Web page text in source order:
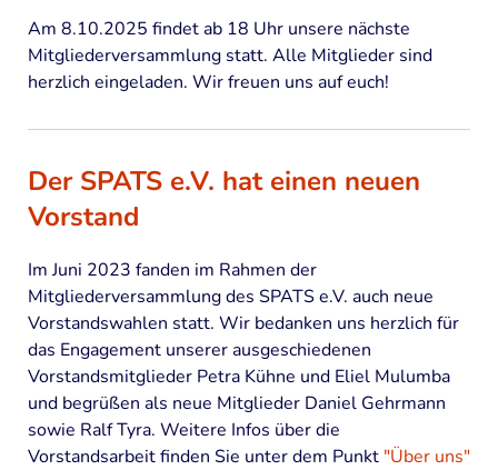
Am 8.10.2025 findet ab 18 Uhr unsere nächste
Mitgliederversammlung statt. Alle Mitglieder sind
herzlich eingeladen. Wir freuen uns auf euch!
Der SPATS e.V. hat einen neuen
Vorstand
Im Juni 2023 fanden im Rahmen der
Mitgliederversammlung des SPATS e.V. auch neue
Vorstandswahlen statt. Wir bedanken uns herzlich für
das Engagement unserer ausgeschiedenen
Vorstandsmitglieder Petra Kühne und Eliel Mulumba
und begrüßen als neue Mitglieder Daniel Gehrmann
sowie Ralf Tyra. Weitere Infos über die
Vorstandsarbeit finden Sie unter dem Punkt "Über uns"